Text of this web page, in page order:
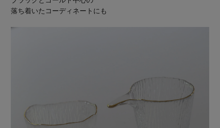
落ち着いたコーディネートにも